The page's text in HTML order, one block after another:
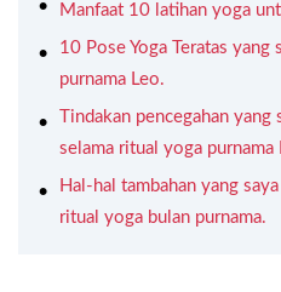
Manfaat 10 latihan yoga
10 Pose Yoga Teratas
purnama Leo.
Tindakan pencegahan
selama ritual yoga purnama
Hal-hal tambahan yang
ritual yoga bulan purnama.